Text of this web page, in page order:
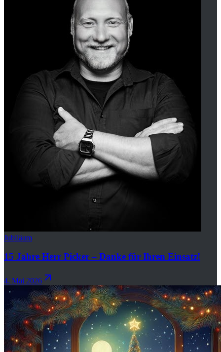
Jubiläum
15 Jahre Herr Picker – Danke für Ihren Einsatz!
4. Mai 2026